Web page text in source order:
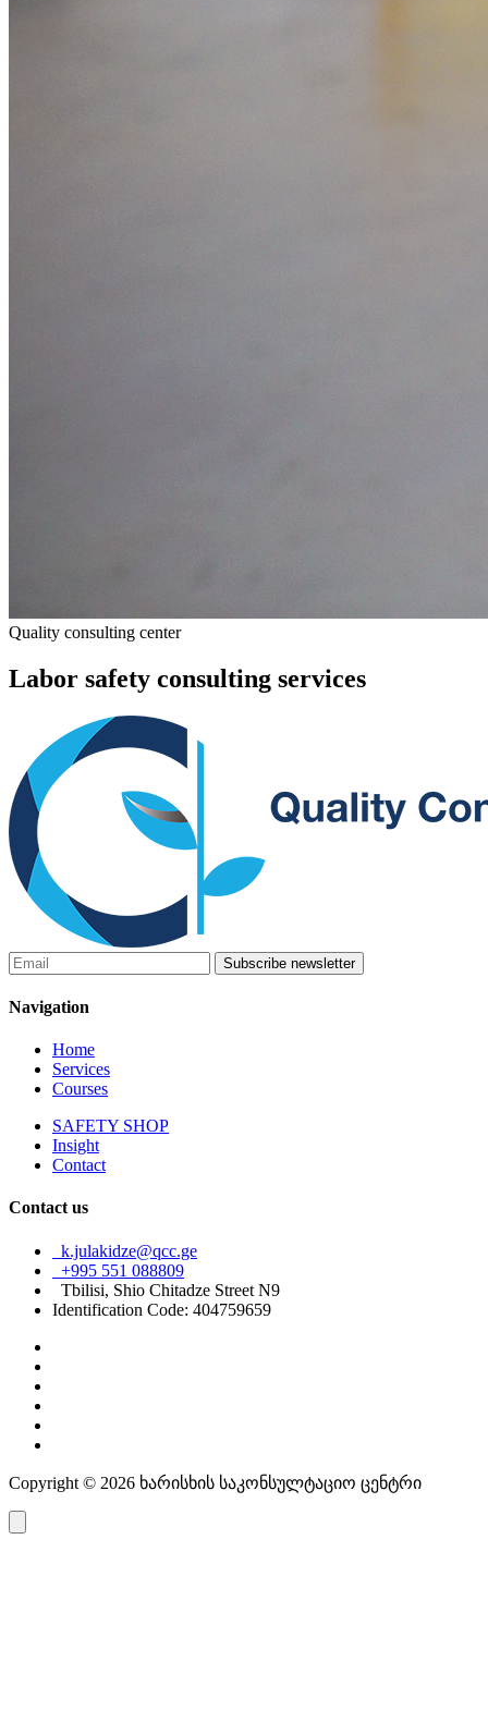
Quality consulting center
Labor safety consulting services
Subscribe newsletter
Navigation
Home
Services
Courses
SAFETY SHOP
Insight
Contact
Contact us
k.julakidze@qcc.ge
+995 551 088809
Tbilisi, Shio Chitadze Street N9
Identification Code: 404759659
Copyright © 2026 ხარისხის საკონსულტაციო ცენტრი